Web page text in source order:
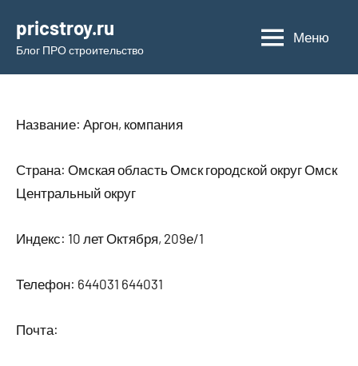
содержимому
pricstroy.ru
Блог ПРО строительство
Меню
Название: Аргон, компания
Страна: Омская область Омск городской округ Омск
Центральный округ
Индекс: 10 лет Октября, 209е/1
Телефон: 644031 644031
Почта: